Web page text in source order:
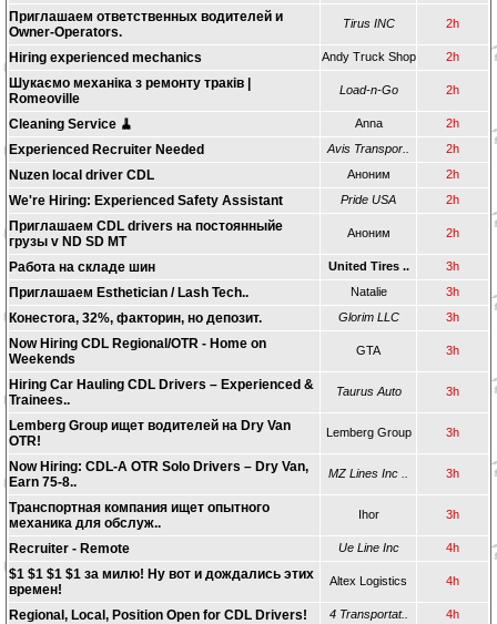
Приглашаем ответственных водителей и
Owner-Operators.
Tirus INC 2h
Hiring experienced mechanics Andy Truck Shop 2h
Шукаємо механіка з ремонту траків |
Romeoville
Load-n-Go 2h
Cleaning Service 🧹 Anna 2h
Experienced Recruiter Needed Avis Transpor.. 2h
Nuzen local driver CDL Аноним 2h
We're Hiring: Experienced Safety Assistant Pride USA 2h
Приглашаем CDL drivers на постоянныйе
грузы v ND SD MT
Аноним 2h
Работа на складе шин United Tires .. 3h
Приглашаем Esthetician / Lash Tech.. Natalie 3h
Конестога, 32%, факторин, но депозит. Glorim LLC 3h
Now Hiring CDL Regional/OTR - Home on
Weekends
GTA 3h
Hiring Car Hauling CDL Drivers – Experienced &
Trainees..
Taurus Auto 3h
Lemberg Group ищет водителей на Dry Van
OTR!
Lemberg Group 3h
Now Hiring: CDL-A OTR Solo Drivers – Dry Van,
Earn 75-8..
MZ Lines Inc .. 3h
Транспортная компания ищет опытного
механика для обслуж..
Ihor 3h
Recruiter - Remote Ue Line Inc 4h
$1 $1 $1 $1 за милю! Ну вот и дождались этих
времен!
Altex Logistics 4h
Regional, Local, Position Open for CDL Drivers! 4 Transportat.. 4h